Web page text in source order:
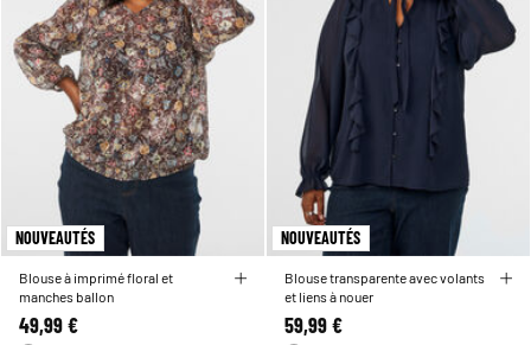
NOUVEAUTÉS
Blouse à imprimé floral et
manches ballon
49,99 €
NOUVEAUTÉS
Blouse transparente avec volants
et liens à nouer
59,99 €